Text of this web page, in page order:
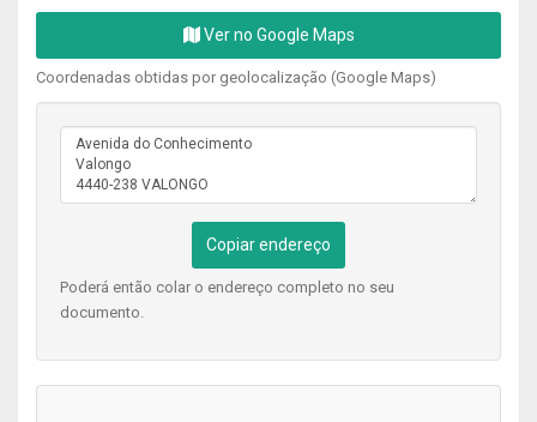
Ver no Google Maps
Coordenadas obtidas por geolocalização (Google Maps)
Copiar endereço
Poderá então colar o endereço completo no seu
documento.